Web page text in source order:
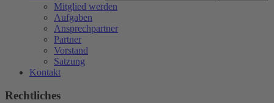
Mitglied werden
Aufgaben
Ansprechpartner
Partner
Vorstand
Satzung
Kontakt
Rechtliches